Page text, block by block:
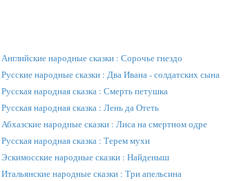
Английские народные сказки : Сорочье гнездо
Русские народные сказки : Два Ивана - солдатских сына
Русская народная сказка : Смерть петушка
Русская народная сказка : Лень да Отеть
Абхазские народные сказки : Лиса на смертном одре
Русская народная сказка : Терем мухи
Эскимосские народные сказки : Найденыш
Итальянские народные сказки : Три апельсина